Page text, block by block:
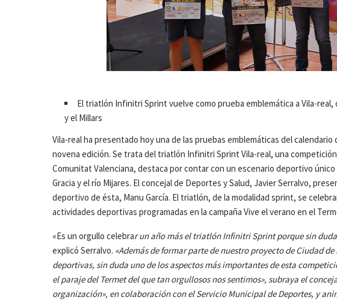
El triatlón Infinitri Sprint vuelve como prueba emblemática a Vila-
y el Millars
Vila-real ha presentado hoy una de las pruebas emblemáticas del
novena edición. Se trata del triatlón Infinitri Sprint Vila-real, una
Comunitat Valenciana, destaca por contar con un escenario deportivo
Gracia y el río Mijares. El concejal de Deportes y Salud, Javier Serralvo,
deportivo de ésta, Manu García. El triatlón, de la modalidad sprint, se
actividades deportivas programadas en la campaña Vive el verano en el
«Es un orgullo celebrar un año más el triatlón Infinitri Sprint porque sin
explicó Serralvo. «Además de formar parte de nuestro proyecto de Ciudad
deportivas, sin duda uno de los aspectos más importantes de esta
el paraje del Termet del que tan orgullosos nos sentimos», subraya el
organización», en colaboración con el Servicio Municipal de Deportes, y